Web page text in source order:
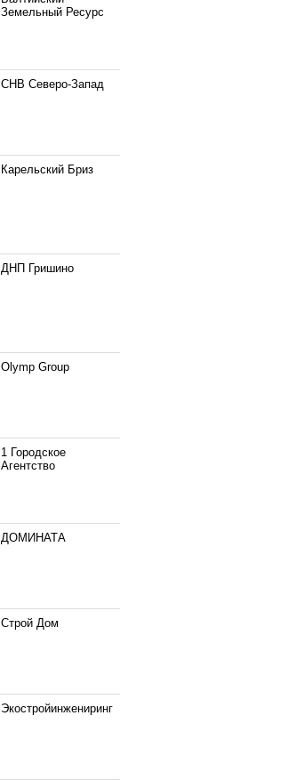
Земельный Ресурс
СНВ Северо-Запад
Карельский Бриз
ДНП Гришино
Olymp Group
1 Городское
Агентство
ДОМИНАТА
Строй Дом
Экостройинжениринг